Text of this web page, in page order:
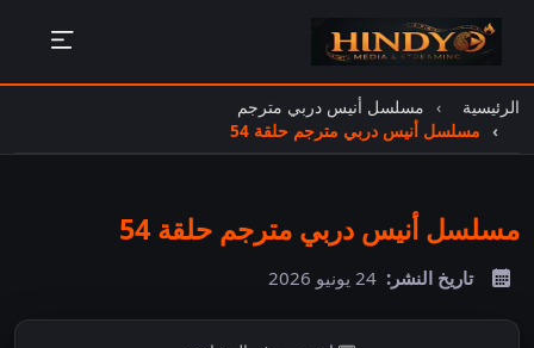
الرئيسية
مسلسل أنيس دربي مترجم
مسلسل أنيس دربي مترجم حلقة 54
مسلسل أنيس دربي مترجم حلقة 54
تاريخ النشر: 24 يونيو 2026